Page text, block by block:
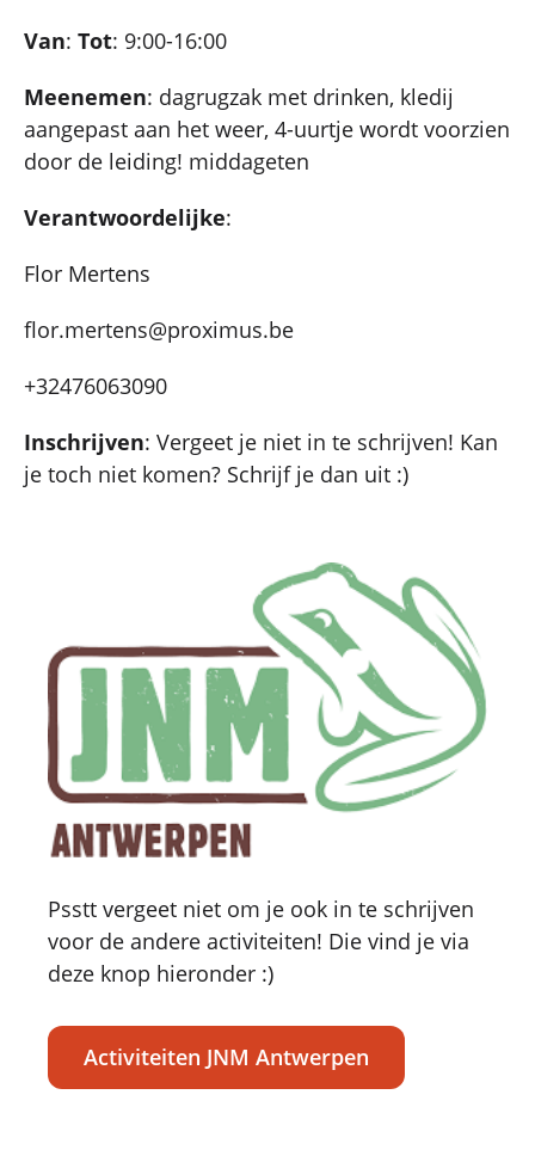
Van: Tot: 9:00-16:00
Meenemen: dagrugzak met drinken, kledij
aangepast aan het weer, 4-uurtje wordt voorzien
door de leiding! middageten
Verantwoordelijke:
Flor Mertens
flor.mertens@proximus.be
+32476063090
Inschrijven: Vergeet je niet in te schrijven! Kan
je toch niet komen? Schrijf je dan uit :)
Psstt vergeet niet om je ook in te schrijven
voor de andere activiteiten! Die vind je via
deze knop hieronder :)
Activiteiten JNM Antwerpen